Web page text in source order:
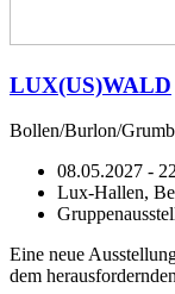
LUX(US)WALD
Bollen/Burlon/
08.05.2027 -
Lux-Hallen,
Eine neue
dem